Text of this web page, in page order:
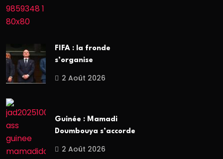
FIFA : la fronde
s’organise
2 Août 2026
Guinée : Mamadi
Doumbouya s’accorde
2 Août 2026